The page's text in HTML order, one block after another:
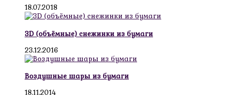
18.07.2018
3D (объёмные) снежинки из бумаги
23.12.2016
Воздушные шары из бумаги
18.11.2014